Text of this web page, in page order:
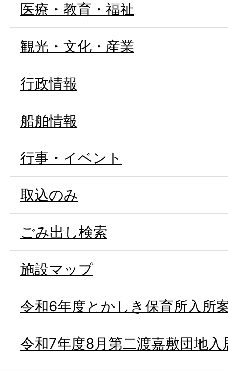
医療・教育・福祉
観光・文化・産業
行政情報
船舶情報
行事・イベント
取込のみ
ごみ出し検索
施設マップ
令和6年度とかしき保育所入所
令和7年度8月第二渡嘉敷団地